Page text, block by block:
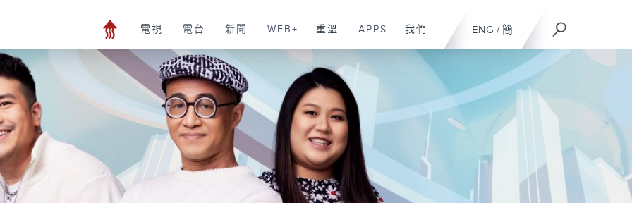
ENG / 簡
電視 電台 新聞 WEB+ 重溫 APPS 我們